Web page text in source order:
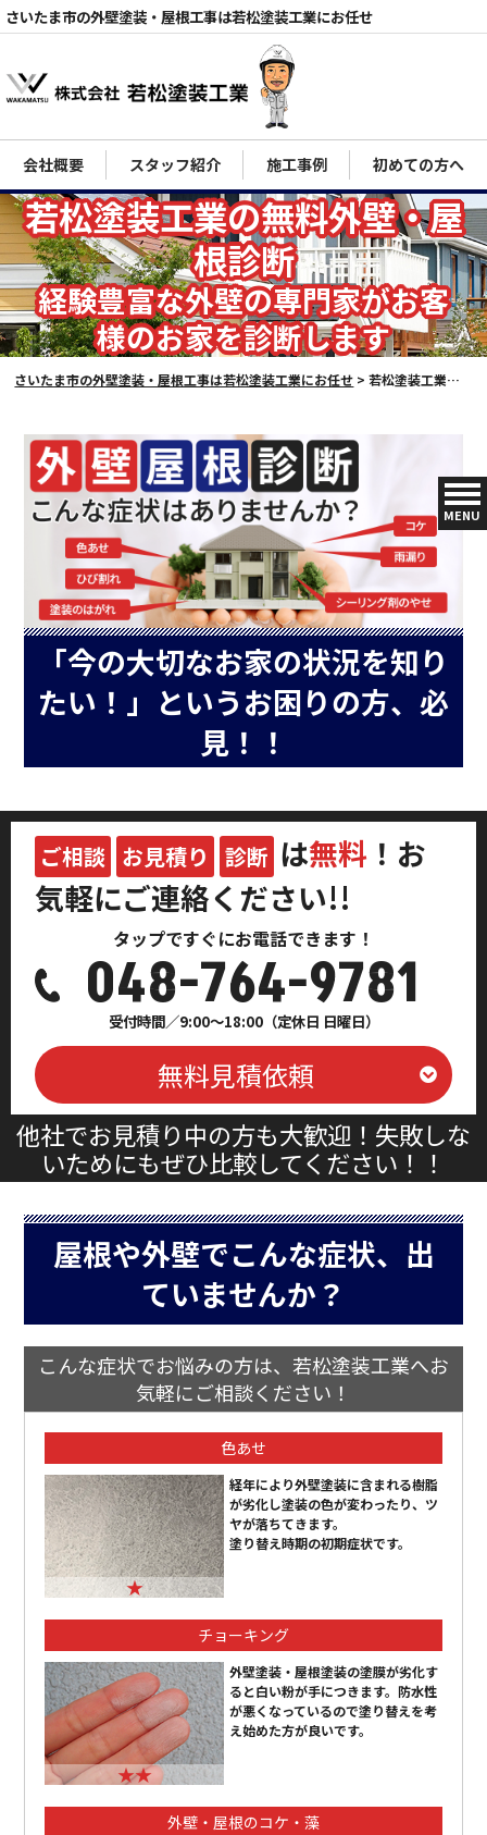
さいたま市の外壁塗装・屋根工事は若松塗装工業にお任せ
電話
MENU
会社概要 スタッフ紹介 施工事例 初めての方へ
若松塗装工業の無料外壁・屋
根診断
経験豊富な外壁の専門家がお客
様のお家を診断します
さいたま市の外壁塗装・屋根工事は若松塗装工業にお任せ >若松塗装工業の無料外壁・屋根診断
「今の大切なお家の状況を知り
たい！」というお困りの方、必
見！！
ご相談 お見積り 診断 は無料 ！お
気軽にご連絡ください!!
タップですぐにお電話できます！
048-764-9781
受付時間／9:00～18:00（定休日 日曜日）
無料見積依頼
他社でお見積り中の方も大歓迎！失敗しな
いためにもぜひ比較してください！！
屋根や外壁でこんな症状、出
ていませんか？
こんな症状でお悩みの方は、若松塗装工業へお
気軽にご相談ください！
色あせ
★
経年により外壁塗装に含まれる樹脂
が劣化し塗装の色が変わったり、ツ
ヤが落ちてきます。
塗り替え時期の初期症状です。
チョーキング
★★
外壁塗装・屋根塗装の塗膜が劣化す
ると白い粉が手につきます。防水性
が悪くなっているので塗り替えを考
え始めた方が良いです。
外壁・屋根のコケ・藻